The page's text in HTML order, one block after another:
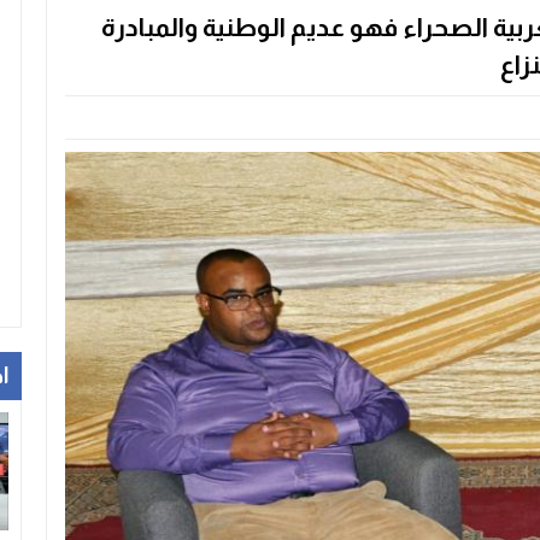
فهو عديم الوطنية والمبادرة